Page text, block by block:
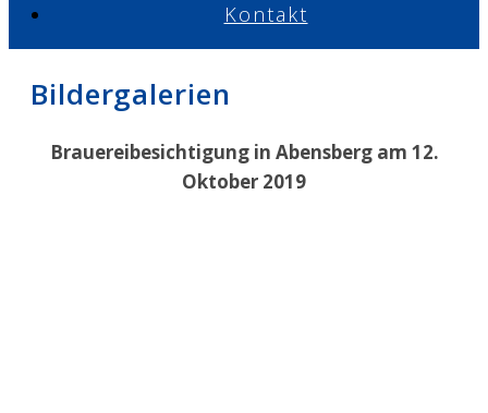
Kontakt
Bildergalerien
Brauereibesichtigung in Abensberg am 12.
Oktober 2019